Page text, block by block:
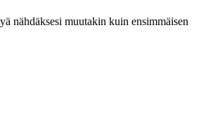
nähdäksesi muutakin kuin ensimmäisen